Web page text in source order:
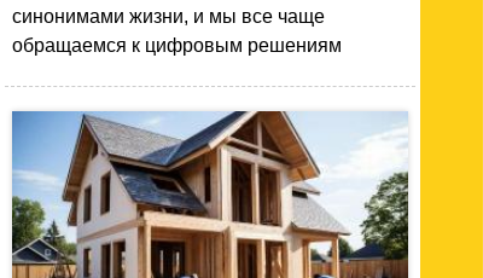
синонимами жизни, и мы все чаще
обращаемся к цифровым решениям